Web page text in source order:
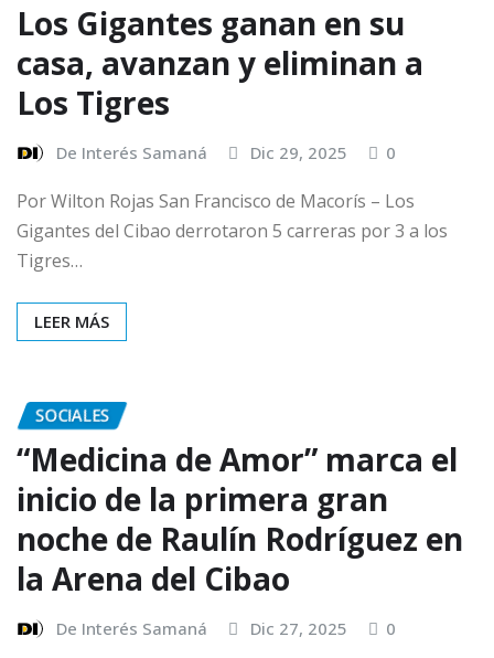
Los Gigantes ganan en su
casa, avanzan y eliminan a
Los Tigres
De Interés Samaná Dic 29, 2025 0
Por Wilton Rojas San Francisco de Macorís – Los
Gigantes del Cibao derrotaron 5 carreras por 3 a los
Tigres…
LEER MÁS
SOCIALES
“Medicina de Amor” marca el
inicio de la primera gran
noche de Raulín Rodríguez en
la Arena del Cibao
De Interés Samaná Dic 27, 2025 0